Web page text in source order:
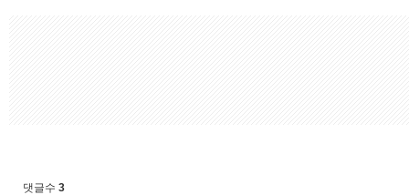
댓글수 3